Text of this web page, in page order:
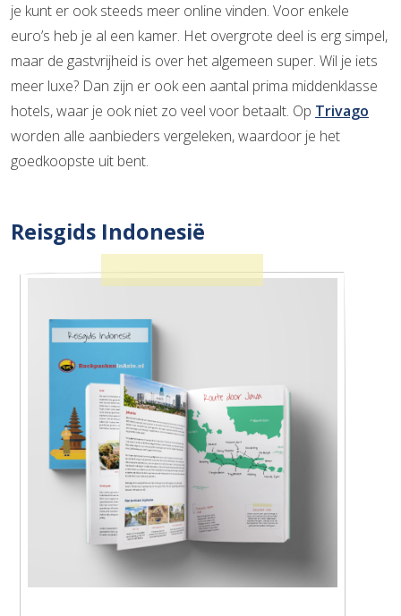
je kunt er ook steeds meer online vinden. Voor enkele
euro’s heb je al een kamer. Het overgrote deel is erg simpel,
maar de gastvrijheid is over het algemeen super. Wil je iets
meer luxe? Dan zijn er ook een aantal prima middenklasse
hotels, waar je ook niet zo veel voor betaalt. Op Trivago
worden alle aanbieders vergeleken, waardoor je het
goedkoopste uit bent.
Reisgids Indonesië